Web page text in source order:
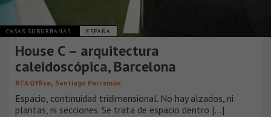
CASAS SUBURBANAS ESPAÑA
House C – arquitectura
caleidoscópica, Barcelona
RTA Office, Santiago Parramón
Espacio, continuidad tridimensional. No hay alzados, ni
plantas, ni secciones. Se trata de espacio dentro [...]